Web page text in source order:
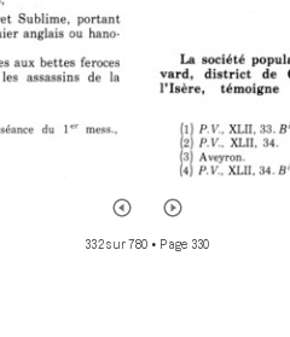
332 sur 780 • Page 330